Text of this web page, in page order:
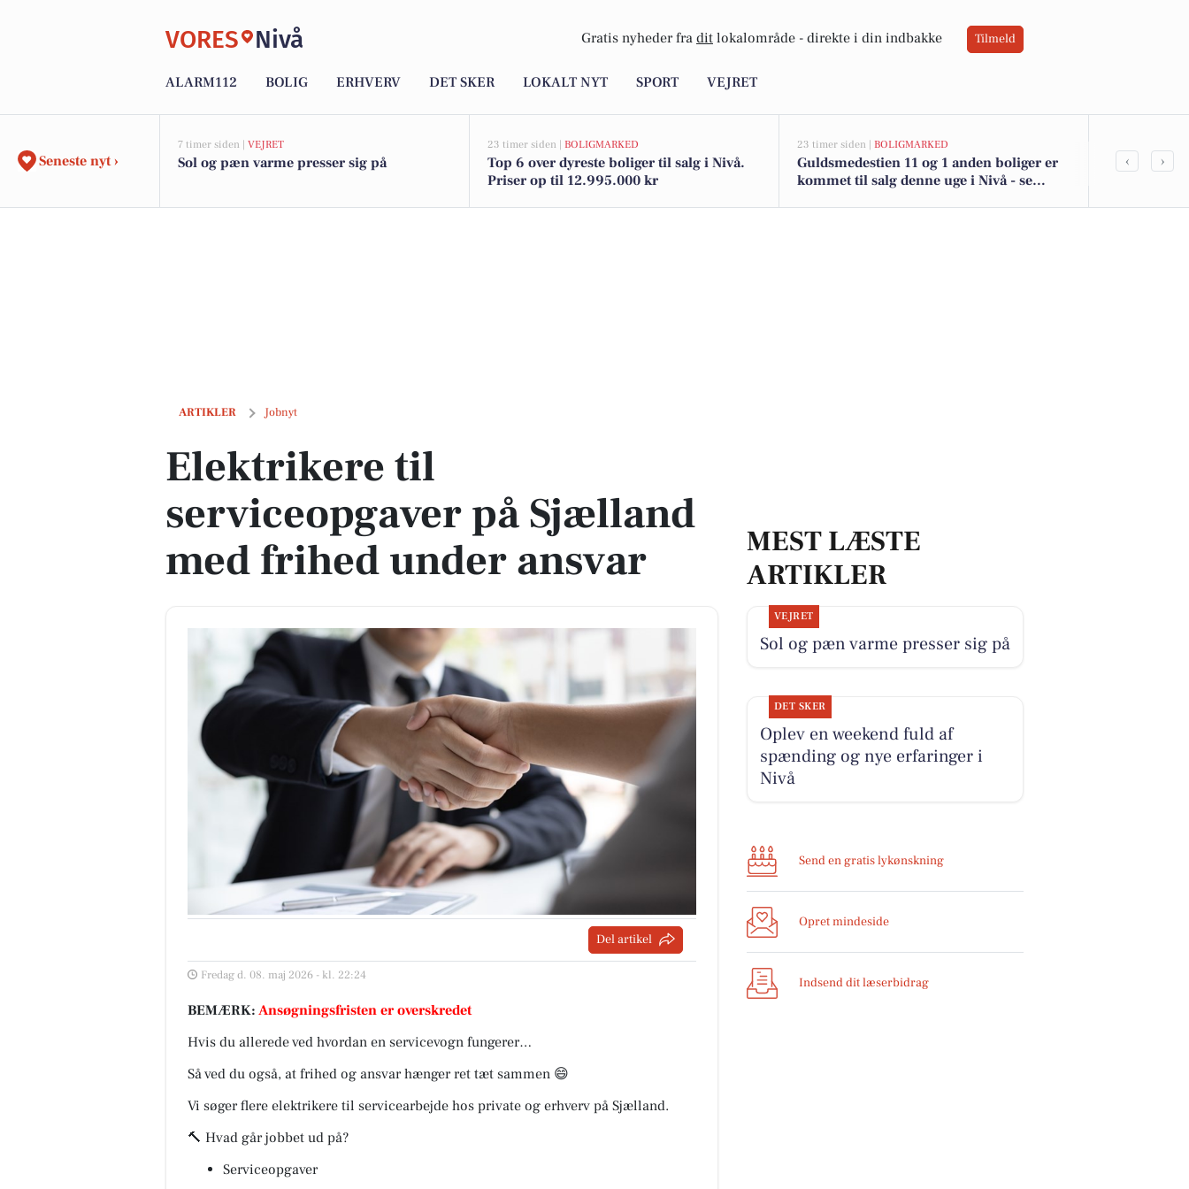
VORES Nivå Gratis nyheder fra dit lokalområde - direkte i din indbakke Tilmeld
ALARM112 BOLIG ERHVERV DET SKER LOKALT NYT SPORT VEJRET
Seneste nyt ›
7 timer siden | VEJRET
Sol og pæn varme presser sig på
23 timer siden | BOLIGMARKED
Top 6 over dyreste boliger til salg i Nivå.
Priser op til 12.995.000 kr
23 timer siden | BOLIGMARKED
Guldsmedestien 11 og 1 anden boliger er
kommet til salg denne uge i Nivå - se
Oplev en
‹ ›
ARTIKLER Jobnyt
Elektrikere til serviceopgaver på Sjælland med frihed under ansvar
Elektrikere til
serviceopgaver på Sjælland
med frihed under ansvar
Del artikel
Fredag d. 08. maj 2026 - kl. 22:24
BEMÆRK: Ansøgningsfristen er overskredet
Hvis du allerede ved hvordan en servicevogn fungerer…
Så ved du også, at frihed og ansvar hænger ret tæt sammen 😄
Vi søger flere elektrikere til servicearbejde hos private og erhverv på Sjælland.
🔨 Hvad går jobbet ud på?
Serviceopgaver
MEST LÆSTE
ARTIKLER
VEJRET
Sol og pæn varme presser sig på
DET SKER
Oplev en weekend fuld af
spænding og nye erfaringer i
Nivå
Send en gratis lykønskning
Opret mindeside
Indsend dit læserbidrag